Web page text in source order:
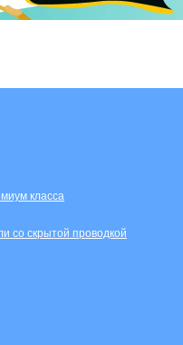
класса
со скрытой проводкой